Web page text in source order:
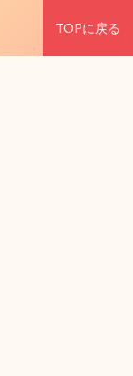
TOPに戻る